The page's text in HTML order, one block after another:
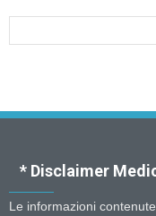
* Disclaimer
Le informazioni